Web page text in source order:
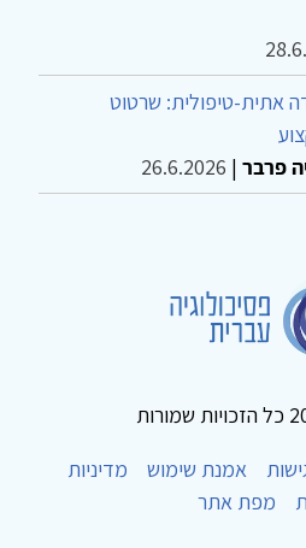
אתית-טיפולית: שרטוט
פרבר |
26.6.2026
אמנת שימוש
מדיניות
מפת אתר